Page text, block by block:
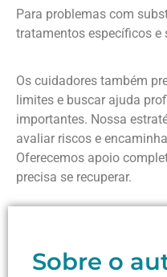
Para problemas com
tratamentos específicos e
Os cuidadores também
limites e buscar ajuda
importantes. Nossa
avaliar riscos e
Oferecemos apoio
precisa se recuperar.
Sobre o